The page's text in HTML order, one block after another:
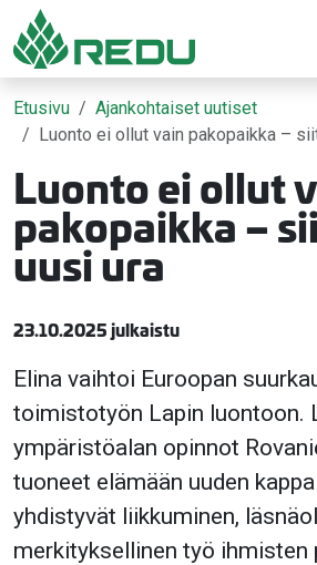
Siirry sivusisältöön
Etusivu
Ajankohtaiset uutiset
Luonto ei ollut vain pakopaikka –
Luonto ei ollut
pakopaikka –
uusi ura
23.10.2025 julkaistu
Elina vaihtoi Euroopan
toimistotyön Lapin luontoon.
ympäristöalan opinnot
tuoneet elämään uuden
yhdistyvät liikkuminen,
merkityksellinen työ ihmisten